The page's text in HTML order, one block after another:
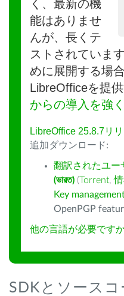
く、最新の機
能はありませ
んが、長くテ
ストされていま
めに展開する場
LibreOfficeを提
からの導入を強
LibreOffice 25.8.7リ
追加ダウンロード:
翻訳されたユー
(ভারত) (Torrent,
Key
OpenPGP
他の言語が必要です
SDKとソースコ